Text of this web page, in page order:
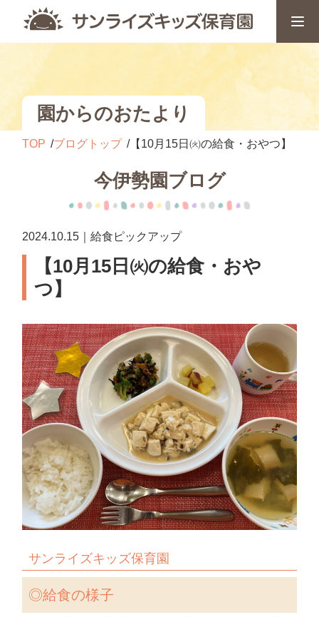
園からのおたより
TOP ブログトップ 【10月15日㈫の給食・おやつ】
今伊勢園ブログ
2024.10.15｜給食ピックアップ
【10月15日㈫の給食・おや
つ】
サンライズキッズ保育園
◎給食の様子